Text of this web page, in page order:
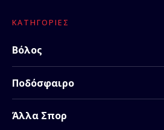
ΚΑΤΗΓΟΡΊΕΣ
Βόλος
Ποδόσφαιρο
Άλλα Σπορ